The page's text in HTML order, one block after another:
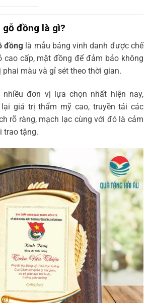
gỗ đồng là gì?
đồng là mẫu bảng vinh danh được chế
cao cấp, mặt đồng để đảm bảo không
phai màu và gỉ sét theo thời gian.
đơn vị lựa chọn nhất hiện nay,
giá trị thẩm mỹ cao, truyền tải các
rõ ràng, mạch lạc cùng với đó là cảm
trao tặng.